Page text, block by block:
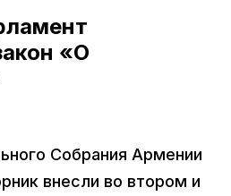
«О
Собрания Армении
внесли во втором и